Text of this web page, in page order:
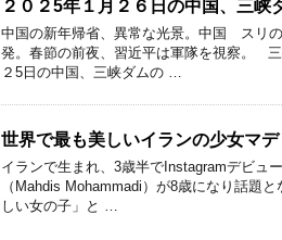
２０２5年１月２６日の中国、三峡
中国の新年帰省、異常な光景。中国 スリ
発。春節の前夜、習近平は軍隊を視察。
２5日の中国、三峡ダムの …
世界で最も美しいイランの少女マ
イランで生まれ、3歳半でInstagramデビュ
（Mahdis Mohammadi）が8歳になり話題
しい女の子」と …